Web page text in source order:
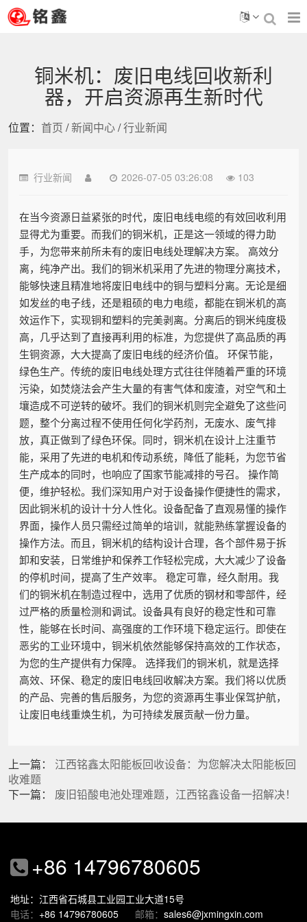
铜米机：废旧电线回收新利
器，开启资源再生新时代
位置： 首页 /新闻中心/行业新闻
行业新闻 2026-07-05 03:26:08 103
在当今资源日益紧张的时代，废旧电线电缆的有效回收利用
显得尤为重要。而我们的铜米机，正是这一领域的得力助
手，为您带来前所未有的废旧电线处理解决方案。 高效分
离，纯净产出。我们的铜米机采用了先进的物理分离技术，
能够快速且精准地将废旧电线中的铜与塑料分离。无论是细
如发丝的电子线，还是粗硕的电力电缆，都能在铜米机的高
效运作下，实现铜和塑料的完美剥离。分离后的铜米纯度极
高，几乎达到了直接再利用的标准，为您提供了高品质的再
生铜资源，大大提高了废旧电线的经济价值。 环保节能，
绿色生产。传统的废旧电线处理方式往往伴随着严重的环境
污染，如焚烧法会产生大量的有害气体和废渣，对空气和土
壤造成不可逆转的破坏。我们的铜米机则完全避免了这些问
题，整个分离过程不使用任何化学药剂，无废水、废气排
放，真正做到了绿色环保。同时，铜米机在设计上注重节
能，采用了先进的电机和传动系统，降低了能耗，为您节省
生产成本的同时，也响应了国家节能减排的号召。 操作简
便，维护轻松。我们深知用户对于设备操作便捷性的需求，
因此铜米机的设计十分人性化。设备配备了直观易懂的操作
界面，操作人员只需经过简单的培训，就能熟练掌握设备的
操作方法。而且，铜米机的结构设计合理，各个部件易于拆
卸和安装，日常维护和保养工作轻松完成，大大减少了设备
的停机时间，提高了生产效率。 稳定可靠，经久耐用。我
们的铜米机在制造过程中，选用了优质的钢材和零部件，经
过严格的质量检测和调试。设备具有良好的稳定性和可靠
性，能够在长时间、高强度的工作环境下稳定运行。即使在
恶劣的工业环境中，铜米机依然能够保持高效的工作状态，
为您的生产提供有力保障。 选择我们的铜米机，就是选择
高效、环保、稳定的废旧电线回收解决方案。我们将以优质
的产品、完善的售后服务，为您的资源再生事业保驾护航，
让废旧电线重焕生机，为可持续发展贡献一份力量。
上一篇： 江西铭鑫太阳能板回收设备：为您解决太阳能板回
收难题
下一篇： 废旧铅酸电池处理难题，江西铭鑫设备一招解决！
+86 14796780605
地址：江西省石城县工业园工业大道15号
电话： +86 14796780605 邮箱： sales6@jxmingxin.com